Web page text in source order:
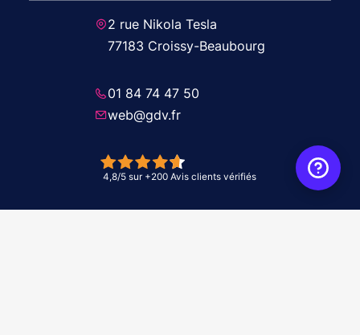
2 rue Nikola Tesla
77183 Croissy-Beaubourg
01 84 74 47 50
web@gdv.fr